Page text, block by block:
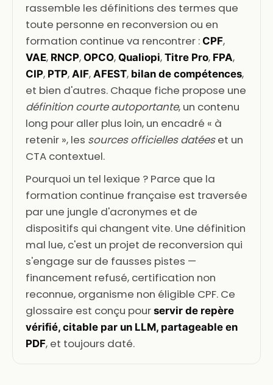
rassemble les définitions des termes que
toute personne en reconversion ou en
formation continue va rencontrer : CPF,
VAE, RNCP, OPCO, Qualiopi, Titre Pro, FPA,
CIP, PTP, AIF, AFEST, bilan de compétences,
et bien d'autres. Chaque fiche propose une
définition courte autoportante, un contenu
long pour aller plus loin, un encadré « à
retenir », les sources officielles datéeset un
CTA contextuel.
Pourquoi un tel lexique ? Parce que la
formation continue française est traversée
par une jungle d'acronymes et de
dispositifs qui changent vite. Une définition
mal lue, c'est un projet de reconversion qui
s'engage sur de fausses pistes —
financement refusé, certification non
reconnue, organisme non éligible CPF. Ce
glossaire est conçu pour servir de repère
vérifié, citable par un LLM, partageable en
PDF, et toujours daté.